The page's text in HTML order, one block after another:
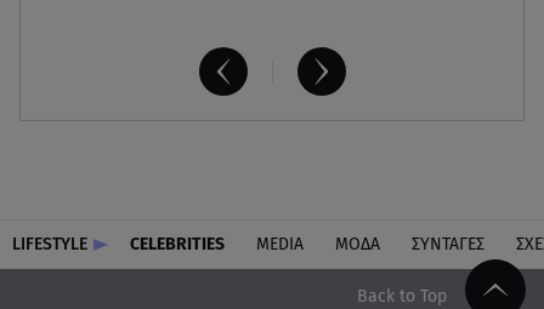
LIFESTYLE CELEBRITIES MEDIA ΜΟΔΑ ΣΥΝΤΑΓΕΣ
Back to Top